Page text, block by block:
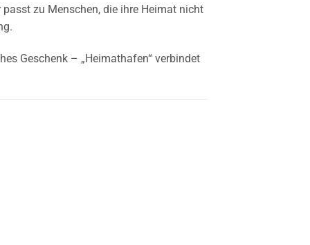
zu Menschen, die ihre Heimat nicht
Geschenk – „Heimathafen“ verbindet